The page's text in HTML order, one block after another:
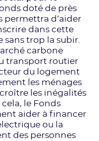
doté de près
permettra d’aider
dans cette
trop la subir.
carbone
transport routier
du logement
les ménages
les inégalités
le Fonds
aider à financer
ou la
des personnes